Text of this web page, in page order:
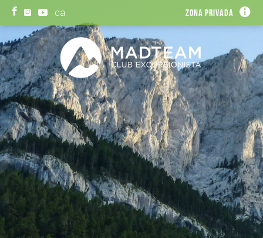
ca Zona privada